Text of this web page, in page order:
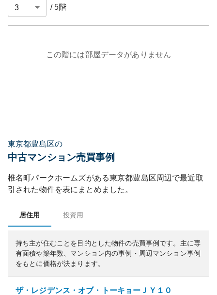
/5階
この階には部屋データがありません
東京都豊島区の
中古マンション売買事例
椎名町パークホームズがある東京都豊島区周辺で最近取
引された物件を表にまとめました。
居住用 投資用
持ち主が住むことを目的とした物件の売買事例です。 主に専
有面積や築年数、マンション内の事例・周辺マンション事例
をもとに価格が決まります。
ザ・レジデンス・オブ・トーキョーＪＹ１０